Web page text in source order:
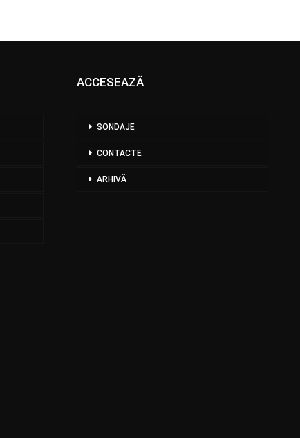
ACCESEAZĂ
SONDAJE
CONTACTE
ARHIVĂ